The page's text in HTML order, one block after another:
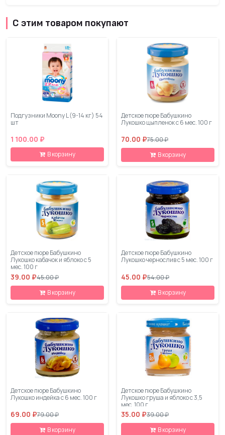
С этим товаром покупают
Подгузники Moony L (9-14 кг) 54
шт
1 100.00 ₽
В корзину
Детское пюре Бабушкино
Лукошко цыпленок с 6 мес. 100 г
70.00 ₽75.00 ₽
В корзину
Детское пюре Бабушкино
Лукошко кабачок и яблоко с 5
мес. 100 г
39.00 ₽45.00 ₽
В корзину
Детское пюре Бабушкино
Лукошко чернослив с 5 мес. 100 г
45.00 ₽54.00 ₽
В корзину
Детское пюре Бабушкино
Лукошко индейка с 6 мес. 100 г
69.00 ₽79.00 ₽
В корзину
Детское пюре Бабушкино
Лукошко груша и яблоко с 3,5
мес. 100 г
35.00 ₽39.00 ₽
В корзину